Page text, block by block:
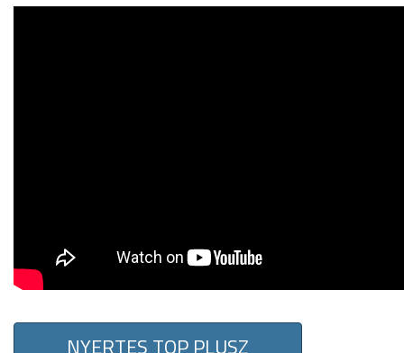
NYERTES TOP PLUSZ